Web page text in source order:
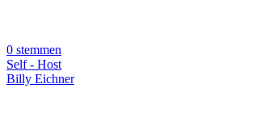
0 stemmen
Self - Host
Billy Eichner